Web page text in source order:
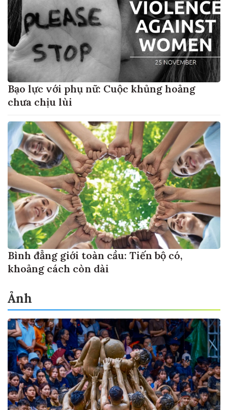
Bạo lực với phụ nữ: Cuộc khủng hoảng
chưa chịu lùi
Bình đẳng giới toàn cầu: Tiến bộ có,
khoảng cách còn dài
Ảnh